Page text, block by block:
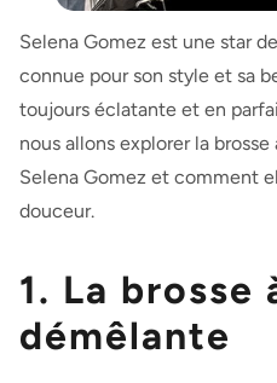
Selena Gomez est une star
connue pour son style et sa
toujours éclatante et en
nous allons explorer la
Selena Gomez et comment
douceur.
1. La brosse
démêlante